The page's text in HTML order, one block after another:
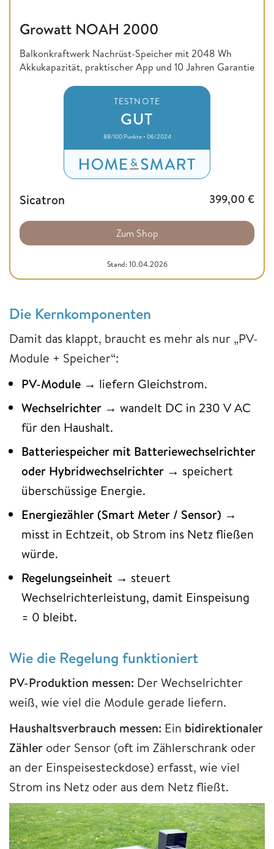
Growatt NOAH 2000
Balkonkraftwerk Nachrüst-Speicher mit 2048 Wh
Akkukapazität, praktischer App und 10 Jahren Garantie
TESTNOTE
GUT
88/100 Punkte • 06/2024
Sicatron 399,00 €
Zum Shop
Stand: 10.04.2026
Die Kernkomponenten
Damit das klappt, braucht es mehr als nur „PV-
Module + Speicher“:
PV-Module → liefern Gleichstrom.
Wechselrichter → wandelt DC in 230 V AC
für den Haushalt.
Batteriespeicher mit Batteriewechselrichter
oder Hybridwechselrichter → speichert
überschüssige Energie.
Energiezähler (Smart Meter / Sensor) →
misst in Echtzeit, ob Strom ins Netz fließen
würde.
Regelungseinheit → steuert
Wechselrichterleistung, damit Einspeisung
= 0 bleibt.
Wie die Regelung funktioniert
PV-Produktion messen: Der Wechselrichter
weiß, wie viel die Module gerade liefern.
Haushaltsverbrauch messen: Ein bidirektionaler
Zähler oder Sensor (oft im Zählerschrank oder
an der Einspeisesteckdose) erfasst, wie viel
Strom ins Netz oder aus dem Netz fließt.